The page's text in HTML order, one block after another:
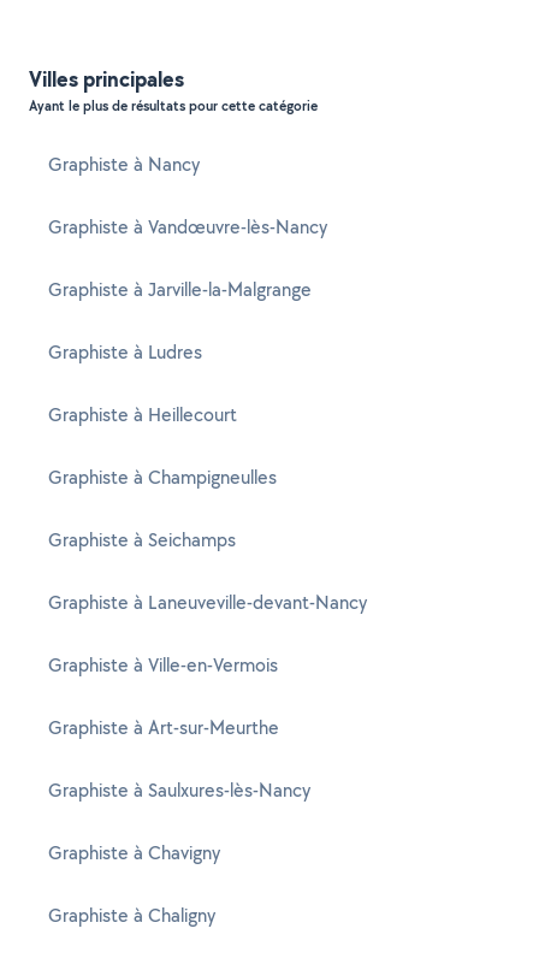
Villes principales
Ayant le plus de résultats pour cette catégorie
Graphiste à Nancy
Graphiste à Vandœuvre-lès-Nancy
Graphiste à Jarville-la-Malgrange
Graphiste à Ludres
Graphiste à Heillecourt
Graphiste à Champigneulles
Graphiste à Seichamps
Graphiste à Laneuveville-devant-Nancy
Graphiste à Ville-en-Vermois
Graphiste à Art-sur-Meurthe
Graphiste à Saulxures-lès-Nancy
Graphiste à Chavigny
Graphiste à Chaligny